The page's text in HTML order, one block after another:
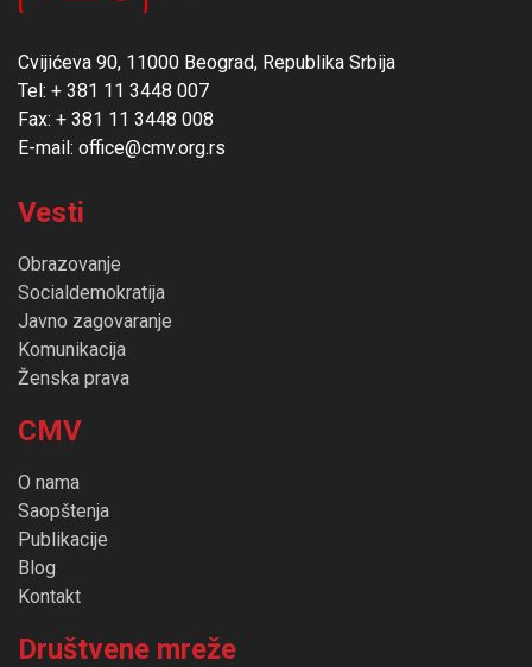
Cvijićeva 90, 11000 Beograd, Republika Srbija
Tel: + 381 11 3448 007
Fax: + 381 11 3448 008
E-mail: office@cmv.org.rs
Vesti
Obrazovanje
Socialdemokratija
Javno zagovaranje
Komunikacija
Ženska prava
CMV
O nama
Saopštenja
Publikacije
Blog
Kontakt
Društvene mreže